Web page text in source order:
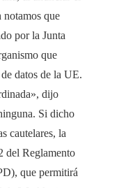
notamos que
por la Junta
que
datos de la UE.
dijo
Si dicho
cautelares, la
del Reglamento
que permitirá